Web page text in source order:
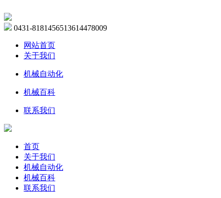
0431-8181456513614478009
网站首页
关于我们
机械自动化
机械百科
联系我们
首页
关于我们
机械自动化
机械百科
联系我们